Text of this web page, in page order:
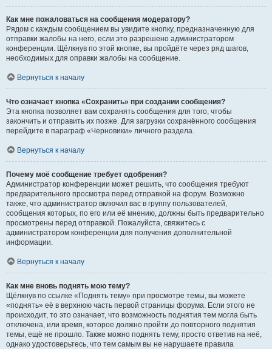
Как мне пожаловаться на сообщения модератору?
Рядом с каждым сообщением вы увидите кнопку, предназначенную для
отправки жалобы на него, если это разрешено администратором
конференции. Щёлкнув по этой кнопке, вы пройдёте через ряд шагов,
необходимых для оправки жалобы на сообщение.
Вернуться к началу
Что означает кнопка «Сохранить» при создании сообщения?
Эта кнопка позволяет вам сохранять сообщения для того, чтобы
закончить и отправить их позже. Для загрузки сохранённого сообщения
перейдите в параграф «Черновики» личного раздела.
Вернуться к началу
Почему моё сообщение требует одобрения?
Администратор конференции может решить, что сообщения требуют
предварительного просмотра перед отправкой на форум. Возможно
также, что администратор включил вас в группу пользователей,
сообщения которых, по его или её мнению, должны быть предварительно
просмотрены перед отправкой. Пожалуйста, свяжитесь с
администратором конференции для получения дополнительной
информации.
Вернуться к началу
Как мне вновь поднять мою тему?
Щёлкнув по ссылке «Поднять тему» при просмотре темы, вы можете
«поднять» её в верхнюю часть первой страницы форума. Если этого не
происходит, то это означает, что возможность поднятия тем могла быть
отключена, или время, которое должно пройти до повторного поднятия
темы, ещё не прошло. Также можно поднять тему, просто ответив на неё,
однако удостоверьтесь, что тем самым вы не нарушаете правила